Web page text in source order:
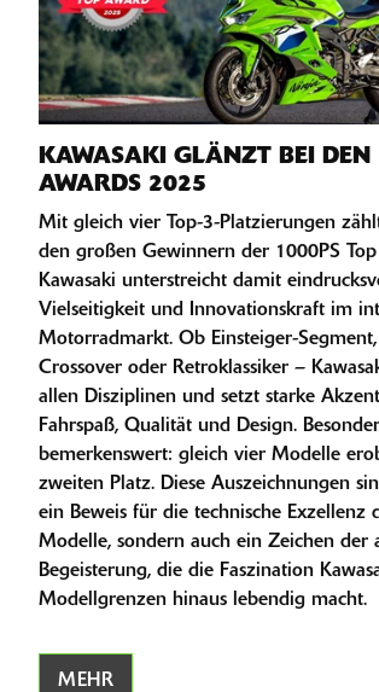
KAWASAKI GLÄNZT BEI DEN
AWARDS 2025
Mit gleich vier Top-3-Platzierungen
den großen Gewinnern der 1000PS
Kawasaki unterstreicht damit
Vielseitigkeit und Innovationskraft im
Motorradmarkt. Ob Einsteiger-
Crossover oder Retroklassiker –
allen Disziplinen und setzt starke
Fahrspaß, Qualität und Design.
bemerkenswert: gleich vier Modelle
zweiten Platz. Diese Auszeichnungen
ein Beweis für die technische Exzellenz
Modelle, sondern auch ein Zeichen der
Begeisterung, die die Faszination
Modellgrenzen hinaus lebendig macht.
MEHR